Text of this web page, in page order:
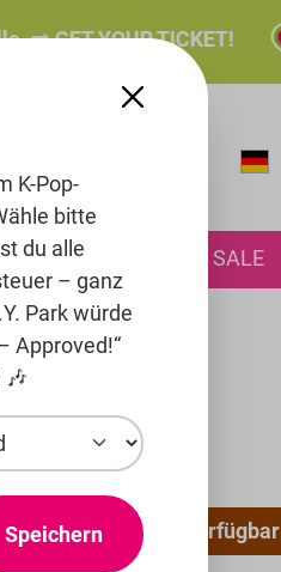
YOUR TICKET!
SALE
Nur wenige verfügbar
K-Pop-
bitte
du alle
– ganz
Park würde
Approved!“
🎶
Speichern